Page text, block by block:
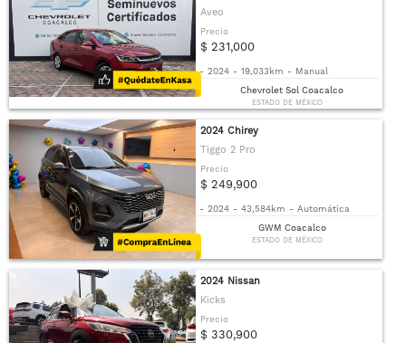
Aveo
Precio
$ 231,000
- 2024 - 19,033km - Manual
Chevrolet Sol Coacalco
ESTADO DE MÉXICO
2024 Chirey
Tiggo 2 Pro
Precio
$ 249,900
- 2024 - 43,584km - Automática
GWM Coacalco
ESTADO DE MÉXICO
2024 Nissan
Kicks
Precio
$ 330,900